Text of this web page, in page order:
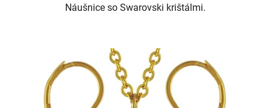
Náušnice so Swarovski krištálmi.